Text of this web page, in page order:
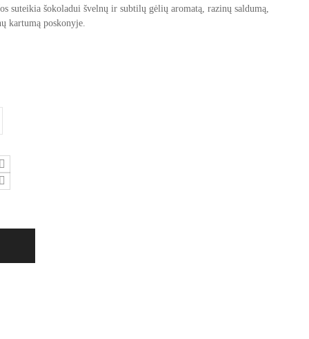
suteikia šokoladui švelnų ir subtilų gėlių aromatą, razinų saldumą,
kartumą poskonyje.